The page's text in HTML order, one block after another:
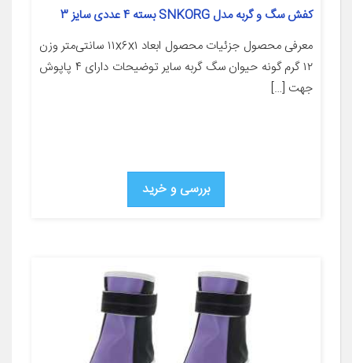
کفش سگ و گربه مدل SNKORG بسته 4 عددی سایز 3
معرفی محصول جزئیات محصول ابعاد ۱۱x۶x۱ سانتی‌متر وزن
۱۲ گرم گونه حیوان سگ گربه سایر توضیحات دارای ۴ پاپوش
جهت […]
بررسی و خرید